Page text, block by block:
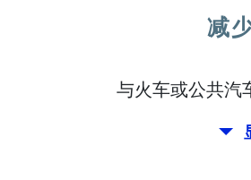
减
与火车或公共汽